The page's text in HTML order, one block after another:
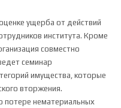
ущерба от действий
института. Кроме
совместно
семинар
имущества, которые
вторжения.
потере нематериальных